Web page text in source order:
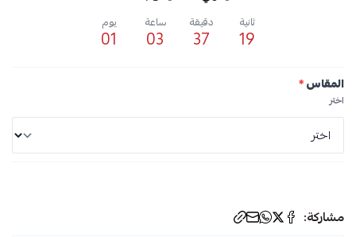
19
ثانية
37
دقيقة
03
ساعة
01
يوم
المقاس*
اختر
مشاركة: